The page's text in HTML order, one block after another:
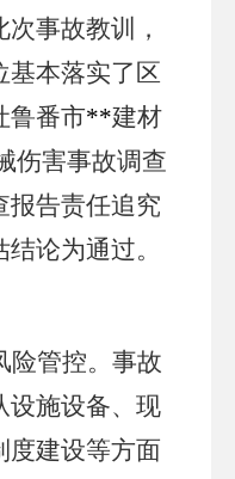
事故教训，
基本落实了区
鲁番市**建材
伤害事故调查
报告责任追究
论为通过。
险管控。事故
设施设备、现
度建设等方面